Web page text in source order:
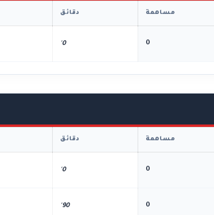
مساهمة دقائق
0
0'
مساهمة دقائق
0
0'
0
90'